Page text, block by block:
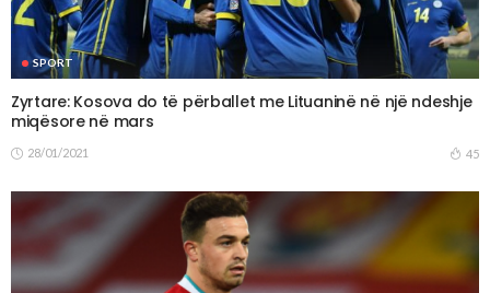
SPORT
Zyrtare: Kosova do të përballet me Lituaninë në një ndeshje
miqësore në mars
28/01/2021 45